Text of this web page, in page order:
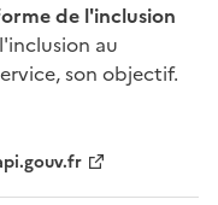
de l'inclusion
au
son objectif.